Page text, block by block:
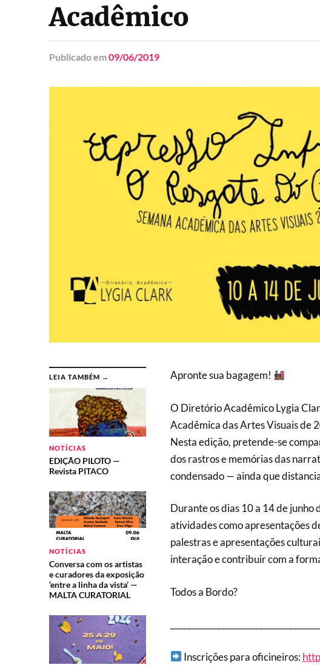
Acadêmico
Publicadoem09/06/2019
LEIA TAMBÉM →
NOTÍCIAS
EDIÇÃO PILOTO —
Revista PITACO
NOTÍCIAS
Conversa com os artistas
e curadores da exposição
‘entre a linha da vista’ —
MALTA CURATORIAL
Apronte sua bagagem!
O Diretório Acadêmico Lygia
Acadêmica das Artes Visuais de
Nesta edição, pretende-se
dos rastros e memórias das
condensado — ainda que
Durante os dias 10 a 14 de junho
atividades como apresentações
palestras e apresentações
interação e contribuir com a
Todos a Bordo?
Inscrições para oficineiros: